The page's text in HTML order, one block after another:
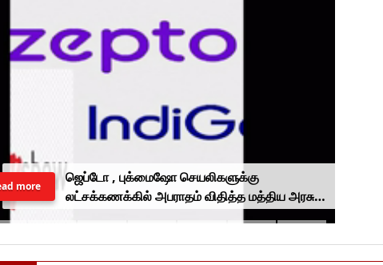
ஜெப்டோ , புக்மைஷோ செயலிகளுக்கு
லட்சக்கணக்கில் அபராதம் விதித்த மத்திய அரசு..
more